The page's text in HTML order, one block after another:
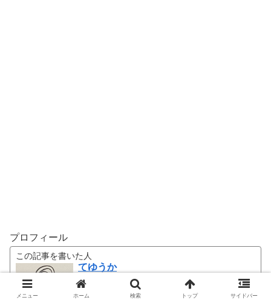
プロフィール
この記事を書いた人
てゆうか
水曜どうでしょう大好き！！藩士の『てゆう
か』です。
メニュー ホーム 検索 トップ サイドバー